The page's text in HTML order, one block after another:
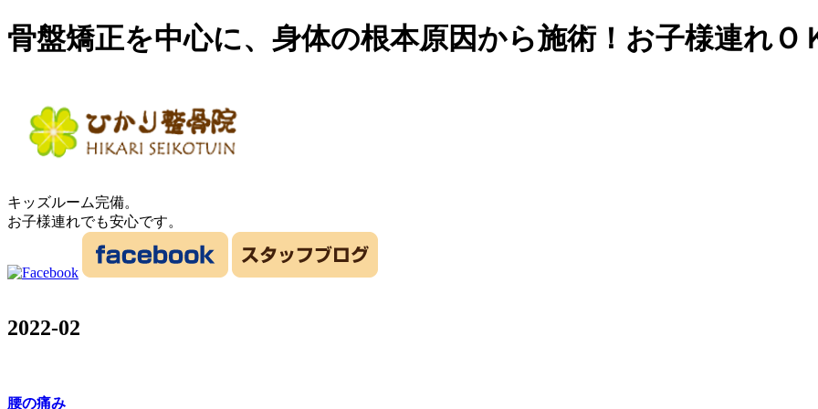
骨盤矯正を中心に、身体の根本原因から施術！お子様連れＯ
キッズルーム完備。
お子様連れでも安心です。
2022-02
腰の痛み